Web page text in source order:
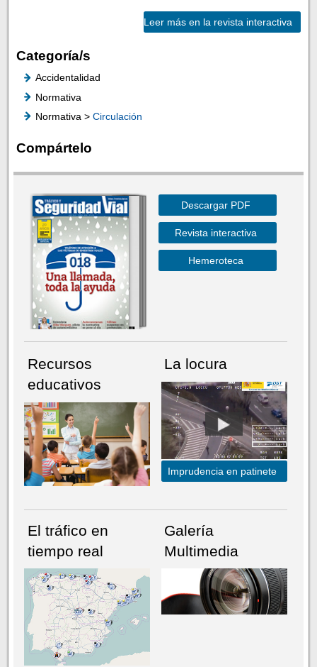
Leer más en la revista interactiva
Categoría/s
Accidentalidad
Normativa
Normativa > Circulación
Compártelo
NÚMERO ACTUALHEMEROTECA
Descargar PDF
Revista interactiva
Hemeroteca
Recursos
educativos
La locura
Imprudencia en patinete
El tráfico en
tiempo real
Galería
Multimedia